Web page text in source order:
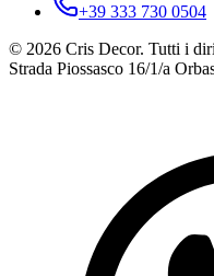
+39 333 730 0504
© 2026 Cris Decor. Tutti i
Strada Piossasco 16/1/a